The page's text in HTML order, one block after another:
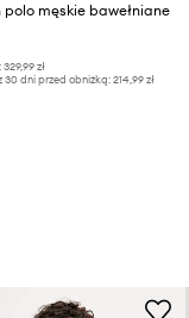
męskie bawełniane
329,99 zł
30 dni przed obniżką:214,99 zł